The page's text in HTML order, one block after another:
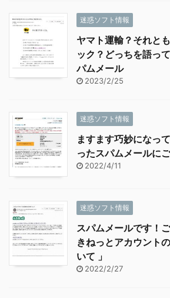
迷惑ソフト情報
ヤマト運輸？それと
ック？どっちを語っ
パムメール
2023/2/25
迷惑ソフト情報
ますます巧妙になっ
ったスパムメールに
2022/4/11
迷惑ソフト情報
スパムメールです！
きねっとアカウント
いて 」
2022/2/27